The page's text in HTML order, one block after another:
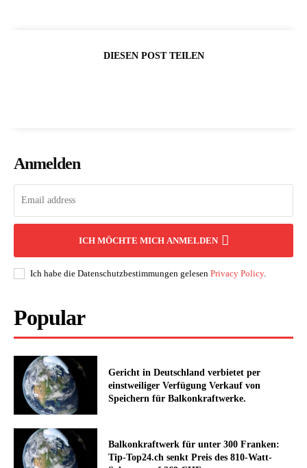
DIESEN POST TEILEN
Anmelden
ICH MÖCHTE MICH ANMELDEN
Ich habe die Datenschutzbestimmungen gelesen Privacy Policy.
Popular
Gericht in Deutschland verbietet per
einstweiliger Verfügung Verkauf von
Speichern für Balkonkraftwerke.
Balkonkraftwerk für unter 300 Franken:
Tip-Top24.ch senkt Preis des 810-Watt-